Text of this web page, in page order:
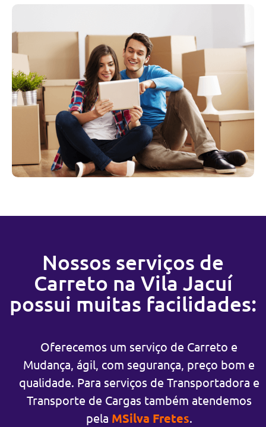
Nossos serviços de
Carreto na Vila Jacuí
possui muitas facilidades:
Oferecemos um serviço de Carreto e
Mudança, ágil, com segurança, preço bom e
qualidade. Para serviços de Transportadora e
Transporte de Cargas também atendemos
pela MSilva Fretes.